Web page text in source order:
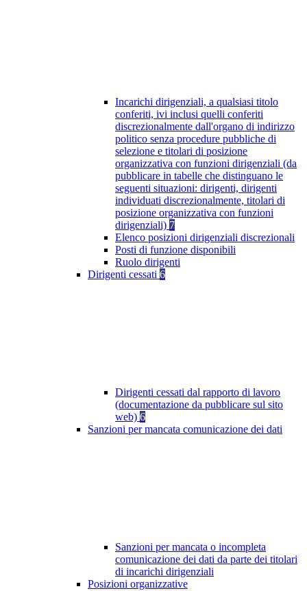
Incarichi dirigenziali, a qualsiasi titolo
conferiti, ivi inclusi quelli conferiti
discrezionalmente dall'organo di indirizzo
politico senza procedure pubbliche di
selezione e titolari di posizione
organizzativa con funzioni dirigenziali (da
pubblicare in tabelle che distinguano le
seguenti situazioni: dirigenti, dirigenti
individuati discrezionalmente, titolari di
posizione organizzativa con funzioni
dirigenziali) 7
Elenco posizioni dirigenziali discrezionali
Posti di funzione disponibili
Ruolo dirigenti
Dirigenti cessati 6
Dirigenti cessati dal rapporto di lavoro
(documentazione da pubblicare sul sito
web) 6
Sanzioni per mancata comunicazione dei dati
Sanzioni per mancata o incompleta
comunicazione dei dati da parte dei titolari
di incarichi dirigenziali
Posizioni organizzative